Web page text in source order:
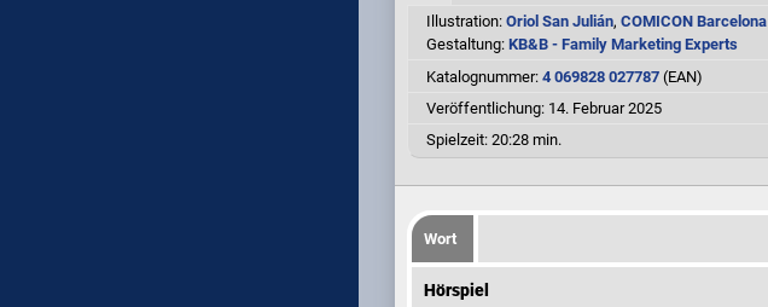
Illustration: Oriol San Julián, COMICON Barcelona
Gestaltung: KB&B - Family Marketing Experts
Katalognummer: 4 069828 027787 (EAN)
Veröffentlichung: 14. Februar 2025
Spielzeit: 20:28 min.
Wort
Hörspiel